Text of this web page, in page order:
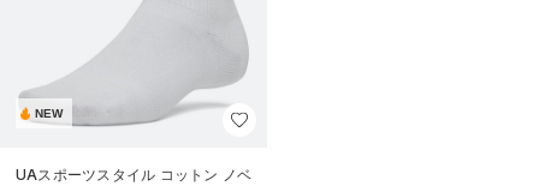
NEW
UAスポーツスタイル コットン ノベ